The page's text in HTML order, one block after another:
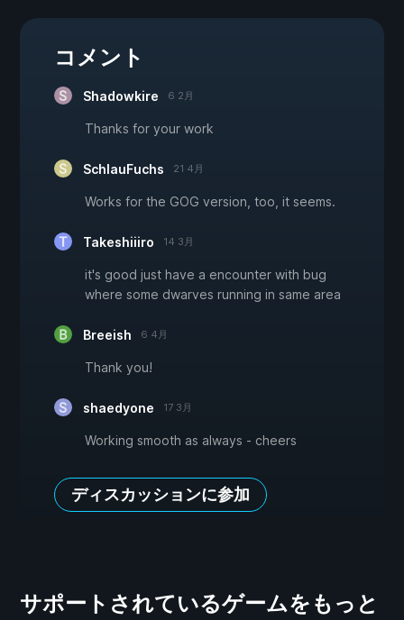
コメント
Shadowkire 6 2月
Thanks for your work
SchlauFuchs 21 4月
Works for the GOG version, too, it seems.
Takeshiiiro 14 3月
it's good just have a encounter with bug
where some dwarves running in same area
Breeish 6 4月
Thank you!
shaedyone 17 3月
Working smooth as always - cheers
ディスカッションに参加
サポートされているゲームをもっと